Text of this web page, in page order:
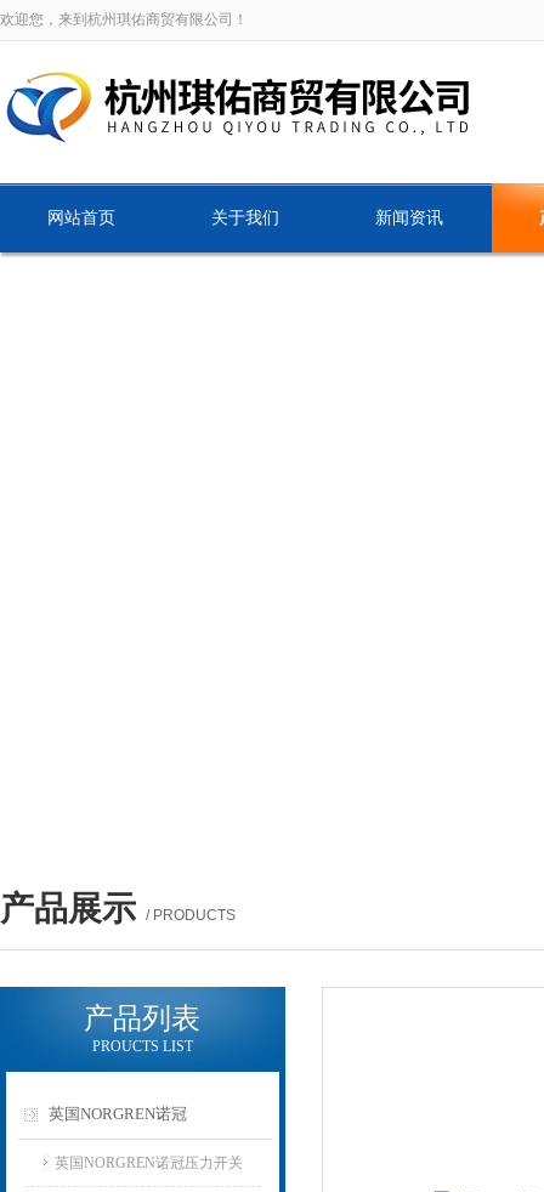
欢迎您，来到杭州琪佑商贸有限公司！
网站首页 关于我们 新闻资讯
产品展示 / PRODUCTS
产品列表
PROUCTS LIST
英国NORGREN诺冠
英国NORGREN诺冠压力开关